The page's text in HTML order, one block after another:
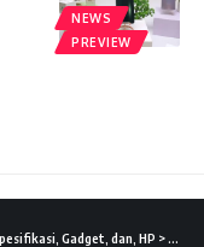
NEWS
PREVIEW
Gadget, dan, HP >